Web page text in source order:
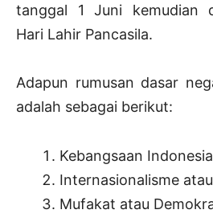
tanggal 1 Juni kemudian
Hari Lahir Pancasila.
Adapun rumusan dasar
adalah sebagai berikut:
Kebangsaan Indonesia
Internasionalisme
Mufakat atau